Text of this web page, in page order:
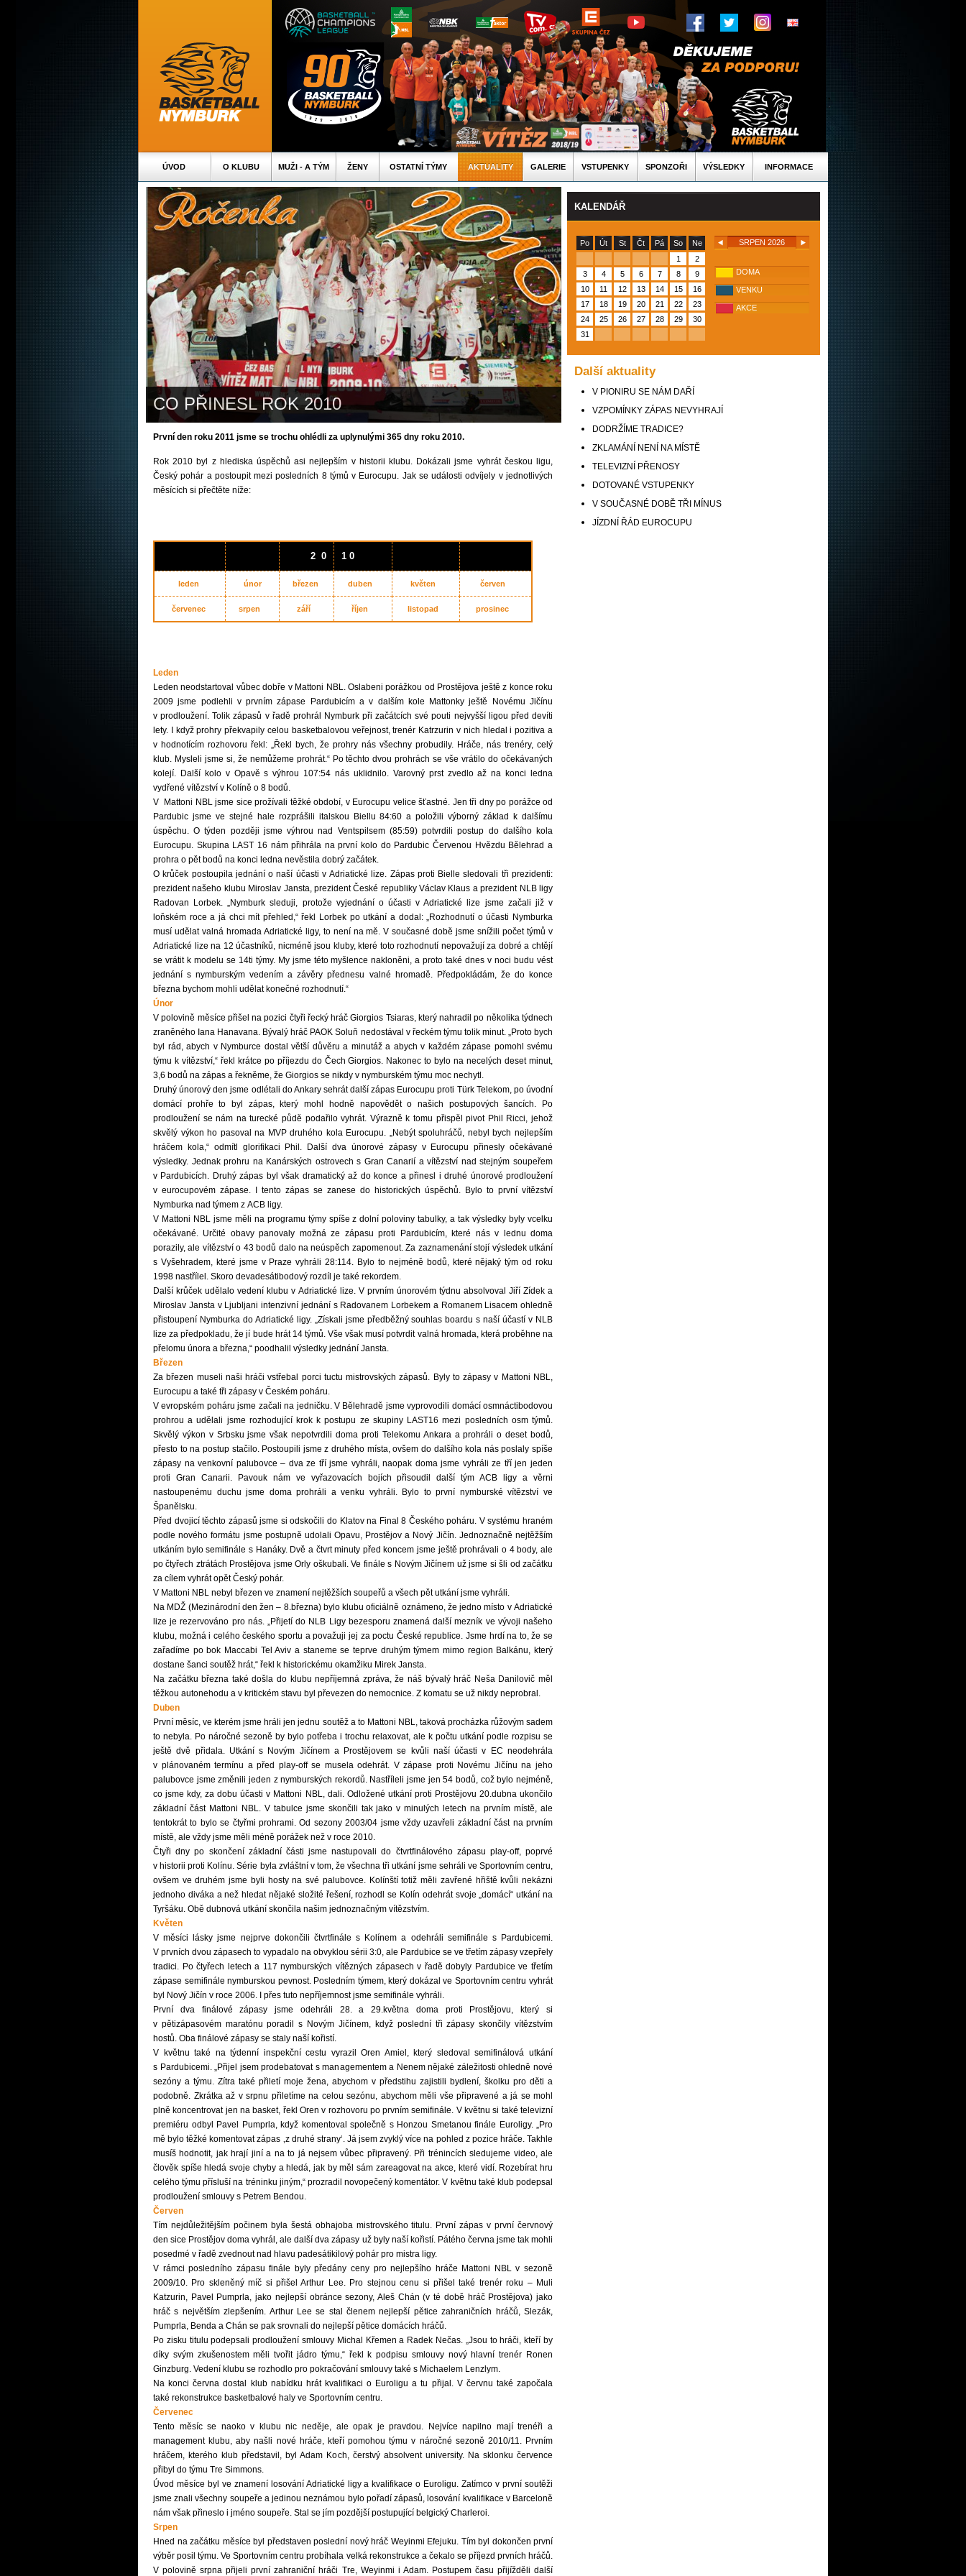
ÚVOD O KLUBU MUŽI - A TÝM ŽENY OSTATNÍ TÝMY AKTUALITY GALERIE VSTUPENKY SPONZOŘI VÝSLEDKY INFORMACE
CO PŘINESL ROK 2010
První den roku 2011 jsme se trochu ohlédli za uplynulými 365 dny roku 2010.
Rok 2010 byl z hlediska úspěchů asi nejlepším v historii klubu. Dokázali jsme vyhrát českou ligu,
Český pohár a postoupit mezi posledních 8 týmů v Eurocupu. Jak se události odvíjely v jednotlivých
měsících si přečtěte níže:
2 0 1 0
leden únor březen duben květen červen
červenec srpen září říjen listopad prosinec
Leden
Leden neodstartoval vůbec dobře v Mattoni NBL. Oslabeni porážkou od Prostějova ještě z konce roku
2009 jsme podlehli v prvním zápase Pardubicím a v dalším kole Mattonky ještě Novému Jičínu
v prodloužení. Tolik zápasů v řadě prohrál Nymburk při začátcích své pouti nejvyšší ligou před devíti
lety. I když prohry překvapily celou basketbalovou veřejnost, trenér Katrzurin v nich hledal i pozitiva a
v hodnotícím rozhovoru řekl: „Řekl bych, že prohry nás všechny probudily. Hráče, nás trenéry, celý
klub. Mysleli jsme si, že nemůžeme prohrát.“ Po těchto dvou prohrách se vše vrátilo do očekávaných
kolejí. Další kolo v Opavě s výhrou 107:54 nás uklidnilo. Varovný prst zvedlo až na konci ledna
vydřené vítězství v Kolíně o 8 bodů.
V Mattoni NBL jsme sice prožívali těžké období, v Eurocupu velice šťastné. Jen tři dny po porážce od
Pardubic jsme ve stejné hale rozprášili italskou Biellu 84:60 a položili výborný základ k dalšímu
úspěchu. O týden později jsme výhrou nad Ventspilsem (85:59) potvrdili postup do dalšího kola
Eurocupu. Skupina LAST 16 nám přihrála na první kolo do Pardubic Červenou Hvězdu Bělehrad a
prohra o pět bodů na konci ledna nevěstila dobrý začátek.
O krůček postoupila jednání o naší účasti v Adriatické lize. Zápas proti Bielle sledovali tři prezidenti:
prezident našeho klubu Miroslav Jansta, prezident České republiky Václav Klaus a prezident NLB ligy
Radovan Lorbek. „Nymburk sleduji, protože vyjednání o účasti v Adriatické lize jsme začali již v
loňském roce a já chci mít přehled,“ řekl Lorbek po utkání a dodal: „Rozhodnutí o účasti Nymburka
musí udělat valná hromada Adriatické ligy, to není na mě. V současné době jsme snížili počet týmů v
Adriatické lize na 12 účastníků, nicméně jsou kluby, které toto rozhodnutí nepovažují za dobré a chtějí
se vrátit k modelu se 14ti týmy. My jsme této myšlence nakloněni, a proto také dnes v noci budu vést
jednání s nymburským vedením a závěry přednesu valné hromadě. Předpokládám, že do konce
března bychom mohli udělat konečné rozhodnutí.“
Únor
V polovině měsíce přišel na pozici čtyři řecký hráč Giorgios Tsiaras, který nahradil po několika týdnech
zraněného Iana Hanavana. Bývalý hráč PAOK Soluň nedostával v řeckém týmu tolik minut. „Proto bych
byl rád, abych v Nymburce dostal větší důvěru a minutáž a abych v každém zápase pomohl svému
týmu k vítězství,“ řekl krátce po příjezdu do Čech Giorgios. Nakonec to bylo na necelých deset minut,
3,6 bodů na zápas a řekněme, že Giorgios se nikdy v nymburském týmu moc nechytl.
Druhý únorový den jsme odlétali do Ankary sehrát další zápas Eurocupu proti Türk Telekom, po úvodní
domácí prohře to byl zápas, který mohl hodně napovědět o našich postupových šancích. Po
prodloužení se nám na turecké půdě podařilo vyhrát. Výrazně k tomu přispěl pivot Phil Ricci, jehož
skvělý výkon ho pasoval na MVP druhého kola Eurocupu. „Nebýt spoluhráčů, nebyl bych nejlepším
hráčem kola,“ odmítl glorifikaci Phil. Další dva únorové zápasy v Eurocupu přinesly očekávané
výsledky. Jednak prohru na Kanárských ostrovech s Gran Canarií a vítězství nad stejným soupeřem
v Pardubicích. Druhý zápas byl však dramatický až do konce a přinesl i druhé únorové prodloužení
v eurocupovém zápase. I tento zápas se zanese do historických úspěchů. Bylo to první vítězství
Nymburka nad týmem z ACB ligy.
V Mattoni NBL jsme měli na programu týmy spíše z dolní poloviny tabulky, a tak výsledky byly vcelku
očekávané. Určité obavy panovaly možná ze zápasu proti Pardubicím, které nás v lednu doma
porazily, ale vítězství o 43 bodů dalo na neúspěch zapomenout. Za zaznamenání stojí výsledek utkání
s Vyšehradem, které jsme v Praze vyhráli 28:114. Bylo to nejméně bodů, které nějaký tým od roku
1998 nastřílel. Skoro devadesátibodový rozdíl je také rekordem.
Další krůček udělalo vedení klubu v Adriatické lize. V prvním únorovém týdnu absolvoval Jiří Zídek a
Miroslav Jansta v Ljubljani intenzivní jednání s Radovanem Lorbekem a Romanem Lisacem ohledně
přistoupení Nymburka do Adriatické ligy. „Získali jsme předběžný souhlas boardu s naší účastí v NLB
lize za předpokladu, že jí bude hrát 14 týmů. Vše však musí potvrdit valná hromada,která proběhne na
přelomu února a března,“ poodhalil výsledky jednání Jansta.
Březen
Za březen museli naši hráči vstřebal porci tuctu mistrovských zápasů. Byly to zápasy v Mattoni NBL,
Eurocupu a také tři zápasy v Českém poháru.
V evropském poháru jsme začali na jedničku. V Bělehradě jsme vyprovodili domácí osmnáctibodovou
prohrou a udělali jsme rozhodující krok k postupu ze skupiny LAST16 mezi posledních osm týmů.
Skvělý výkon v Srbsku jsme však nepotvrdili doma proti Telekomu Ankara a prohráli o deset bodů,
přesto to na postup stačilo. Postoupili jsme z druhého místa, ovšem do dalšího kola nás poslaly spíše
zápasy na venkovní palubovce – dva ze tří jsme vyhráli, naopak doma jsme vyhráli ze tří jen jeden
proti Gran Canarii. Pavouk nám ve vyřazovacích bojích přisoudil další tým ACB ligy a věrni
nastoupenému duchu jsme doma prohráli a venku vyhráli. Bylo to první nymburské vítězství ve
Španělsku.
Před dvojicí těchto zápasů jsme si odskočili do Klatov na Final 8 Českého poháru. V systému hraném
podle nového formátu jsme postupně udolali Opavu, Prostějov a Nový Jičín. Jednoznačně nejtěžším
utkáním bylo semifinále s Hanáky. Dvě a čtvrt minuty před koncem jsme ještě prohrávali o 4 body, ale
po čtyřech ztrátách Prostějova jsme Orly oškubali. Ve finále s Novým Jičínem už jsme si šli od začátku
za cílem vyhrát opět Český pohár.
V Mattoni NBL nebyl březen ve znamení nejtěžších soupeřů a všech pět utkání jsme vyhráli.
Na MDŽ (Mezinárodní den žen – 8.března) bylo klubu oficiálně oznámeno, že jedno místo v Adriatické
lize je rezervováno pro nás. „Přijetí do NLB Ligy bezesporu znamená další mezník ve vývoji našeho
klubu, možná i celého českého sportu a považuji jej za poctu České republice. Jsme hrdí na to, že se
zařadíme po bok Maccabi Tel Aviv a staneme se teprve druhým týmem mimo region Balkánu, který
dostane šanci soutěž hrát,“ řekl k historickému okamžiku Mirek Jansta.
Na začátku března také došla do klubu nepříjemná zpráva, že náš bývalý hráč Neša Danilovič měl
těžkou autonehodu a v kritickém stavu byl převezen do nemocnice. Z komatu se už nikdy neprobral.
Duben
První měsíc, ve kterém jsme hráli jen jednu soutěž a to Mattoni NBL, taková procházka růžovým sadem
to nebyla. Po náročné sezoně by bylo potřeba i trochu relaxovat, ale k počtu utkání podle rozpisu se
ještě dvě přidala. Utkání s Novým Jičínem a Prostějovem se kvůli naší účasti v EC neodehrála
v plánovaném termínu a před play-off se musela odehrát. V zápase proti Novému Jičínu na jeho
palubovce jsme změnili jeden z nymburských rekordů. Nastříleli jsme jen 54 bodů, což bylo nejméně,
co jsme kdy, za dobu účasti v Mattoni NBL, dali. Odložené utkání proti Prostějovu 20.dubna ukončilo
základní část Mattoni NBL. V tabulce jsme skončili tak jako v minulých letech na prvním místě, ale
tentokrát to bylo se čtyřmi prohrami. Od sezony 2003/04 jsme vždy uzavřeli základní část na prvním
místě, ale vždy jsme měli méně porážek než v roce 2010.
Čtyři dny po skončení základní části jsme nastupovali do čtvrtfinálového zápasu play-off, poprvé
v historii proti Kolínu. Série byla zvláštní v tom, že všechna tři utkání jsme sehráli ve Sportovním centru,
ovšem ve druhém jsme byli hosty na své palubovce. Kolínští totiž měli zavřené hřiště kvůli nekázni
jednoho diváka a než hledat nějaké složité řešení, rozhodl se Kolín odehrát svoje „domácí“ utkání na
Tyršáku. Obě dubnová utkání skončila našim jednoznačným vítězstvím.
Květen
V měsíci lásky jsme nejprve dokončili čtvrtfinále s Kolínem a odehráli semifinále s Pardubicemi.
V prvních dvou zápasech to vypadalo na obvyklou sérii 3:0, ale Pardubice se ve třetím zápasy vzepřely
tradici. Po čtyřech letech a 117 nymburských vítězných zápasech v řadě dobyly Pardubice ve třetím
zápase semifinále nymburskou pevnost. Posledním týmem, který dokázal ve Sportovním centru vyhrát
byl Nový Jičín v roce 2006. I přes tuto nepříjemnost jsme semifinále vyhráli.
První dva finálové zápasy jsme odehráli 28. a 29.května doma proti Prostějovu, který si
v pětizápasovém maratónu poradil s Novým Jičínem, když poslední tři zápasy skončily vítězstvím
hostů. Oba finálové zápasy se staly naší kořistí.
V květnu také na týdenní inspekční cestu vyrazil Oren Amiel, který sledoval semifinálová utkání
s Pardubicemi. „Přijel jsem prodebatovat s managementem a Nenem nějaké záležitosti ohledně nové
sezóny a týmu. Zítra také přiletí moje žena, abychom v předstihu zajistili bydlení, školku pro děti a
podobně. Zkrátka až v srpnu přiletíme na celou sezónu, abychom měli vše připravené a já se mohl
plně koncentrovat jen na basket, řekl Oren v rozhovoru po prvním semifinále. V květnu si také televizní
premiéru odbyl Pavel Pumprla, když komentoval společně s Honzou Smetanou finále Euroligy. „Pro
mě bylo těžké komentovat zápas ‚z druhé strany‘. Já jsem zvyklý více na pohled z pozice hráče. Takhle
musíš hodnotit, jak hrají jiní a na to já nejsem vůbec připravený. Při trénincích sledujeme video, ale
člověk spíše hledá svoje chyby a hledá, jak by měl sám zareagovat na akce, které vidí. Rozebírat hru
celého týmu přísluší na tréninku jiným,“ prozradil novopečený komentátor. V květnu také klub podepsal
prodloužení smlouvy s Petrem Bendou.
Červen
Tím nejdůležitějším počinem byla šestá obhajoba mistrovského titulu. První zápas v první červnový
den sice Prostějov doma vyhrál, ale další dva zápasy už byly naší kořistí. Pátého června jsme tak mohli
posedmé v řadě zvednout nad hlavu padesátikilový pohár pro mistra ligy.
V rámci posledního zápasu finále byly předány ceny pro nejlepšího hráče Mattoni NBL v sezoně
2009/10. Pro skleněný míč si přišel Arthur Lee. Pro stejnou cenu si přišel také trenér roku – Muli
Katzurin, Pavel Pumprla, jako nejlepší obránce sezony, Aleš Chán (v té době hráč Prostějova) jako
hráč s největším zlepšením. Arthur Lee se stal členem nejlepší pětice zahraničních hráčů, Slezák,
Pumprla, Benda a Chán se pak srovnali do nejlepší pětice domácích hráčů.
Po zisku titulu podepsali prodloužení smlouvy Michal Křemen a Radek Nečas. „Jsou to hráči, kteří by
díky svým zkušenostem měli tvořit jádro týmu,“ řekl k podpisu smlouvy nový hlavní trenér Ronen
Ginzburg. Vedení klubu se rozhodlo pro pokračování smlouvy také s Michaelem Lenzlym.
Na konci června dostal klub nabídku hrát kvalifikaci o Euroligu a tu přijal. V červnu také započala
také rekonstrukce basketbalové haly ve Sportovním centru.
Červenec
Tento měsíc se naoko v klubu nic neděje, ale opak je pravdou. Nejvíce napilno mají trenéři a
management klubu, aby našli nové hráče, kteří pomohou týmu v náročné sezoně 2010/11. Prvním
hráčem, kterého klub představil, byl Adam Koch, čerstvý absolvent university. Na sklonku července
přibyl do týmu Tre Simmons.
Úvod měsíce byl ve znamení losování Adriatické ligy a kvalifikace o Euroligu. Zatímco v první soutěži
jsme znali všechny soupeře a jedinou neznámou bylo pořadí zápasů, losování kvalifikace v Barceloně
nám však přineslo i jméno soupeře. Stal se jím pozdější postupující belgický Charleroi.
Srpen
Hned na začátku měsíce byl představen poslední nový hráč Weyinmi Efejuku. Tím byl dokončen první
výběr posil týmu. Ve Sportovním centru probíhala velká rekonstrukce a čekalo se příjezd prvních hráčů.
V polovině srpna přijeli první zahraniční hráči Tre, Weyinmi i Adam. Postupem času přijížděli další
KALENDÁŘ
SRPEN 2026
DOMA
VENKU
AKCE
Po Út St Čt Pá So
Ne
1
2
3
4 5 6 7 8
9
10
11 12 13 14 15
16
17
18 19 20 21 22
23
24
25 26 27 28 29
30
31
Další aktuality
V PIONIRU SE NÁM DAŘÍ
VZPOMÍNKY ZÁPAS NEVYHRAJÍ
DODRŽÍME TRADICE?
ZKLAMÁNÍ NENÍ NA MÍSTĚ
TELEVIZNÍ PŘENOSY
DOTOVANÉ VSTUPENKY
V SOUČASNÉ DOBĚ TŘI MÍNUS
JÍZDNÍ ŘÁD EUROCUPU